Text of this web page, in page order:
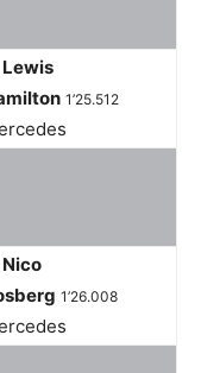
Lewis
1’25.512
Nico
1’26.008